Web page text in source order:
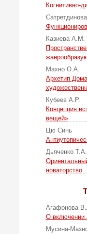
Когнитивно-
Казиева А.М.
Махно О.А.
Архетип
Кубеев А.Р.
Концепция
вещей»
Цю Синь
Дьяченко
новаторство
Агафонова
О включении
Мусина-